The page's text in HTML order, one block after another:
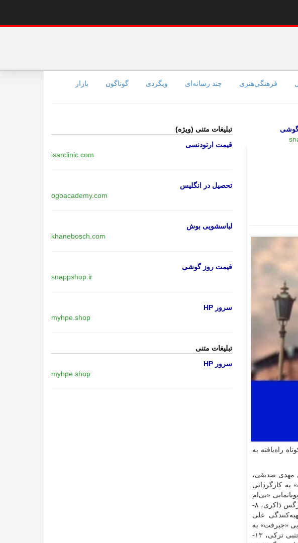
فرهنگی‌هنری چند رسانه‌ای وبگردی گوناگون بازار
فیلم شهر، اسامی ۲۷ پویانمایی کوتاه راه‌یافته به
و تهیه‌کنندگی مهدی صدیقی،
فیروزمندی، ۴- پویانمایی «بازتاب» به کارگردانی
سمیه حیدری، ۵- پویانمایی «بلوک» به کارگردانی و تهیه‌کنندگی حمیده تیموری، ۶- پویانمایی «بی‌ام
و ۲۰۰۲» به کارگردانی و تهیه‌کنندگی میرعلی حسینی اصل، ۷- پویانمایی «پتتیک» به کارگردانی و تهیه‌کنندگی نرگس ذاکری، ۸-
و تهیه‌کنندگی علی
داود وحیدی و تهیه‌کنندگی سیدمحمدباقر سجادپور، ۱۱- پویانمایی «جیرفت» به
کارگردانی و تهیه‌کنندگی مرجان کشان، ۱۲- پویانمایی «داستانی برای محسن» به کارگردانی و تهیه‌کنندگی مجتبی ترکی، ۱۳-
تبلیغات متنی (ویژه)
قیمت ارتودنسی
isarclinic.com
تحصیل در انگلیس
ogoacademy.com
لباسشویی بوش
khanebosch.com
قیمت روز گوشی
snappshop.ir
سرور HP
myhpe.shop
تبلیغات متنی
سرور HP
myhpe.shop